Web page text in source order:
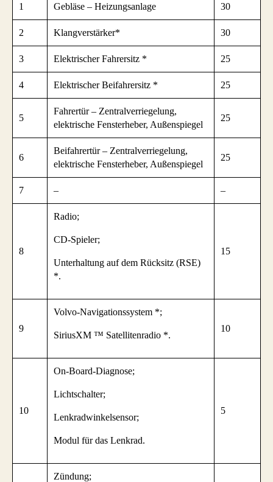
1 Gebläse – Heizungsanlage 30
2 Klangverstärker* 30
3 Elektrischer Fahrersitz * 25
4 Elektrischer Beifahrersitz * 25
5
Fahrertür – Zentralverriegelung,
elektrische Fensterheber, Außenspiegel
25
6
Beifahrertür – Zentralverriegelung,
elektrische Fensterheber, Außenspiegel
25
7 – –
8
Radio;
CD-Spieler;
Unterhaltung auf dem Rücksitz (RSE)
*.
15
9
Volvo-Navigationssystem *;
SiriusXM ™ Satellitenradio *.
10
10
On-Board-Diagnose;
Lichtschalter;
Lenkradwinkelsensor;
Modul für das Lenkrad.
5
Zündung;